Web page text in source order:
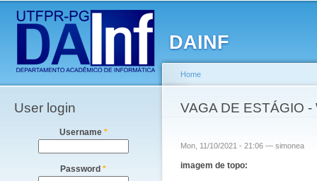
DAINF
Main menu
User login
Username *
Password *
You are here
Home
VAGA DE ESTÁGIO -
Mon, 11/10/2021 - 21:06 — simonea
imagem de topo: